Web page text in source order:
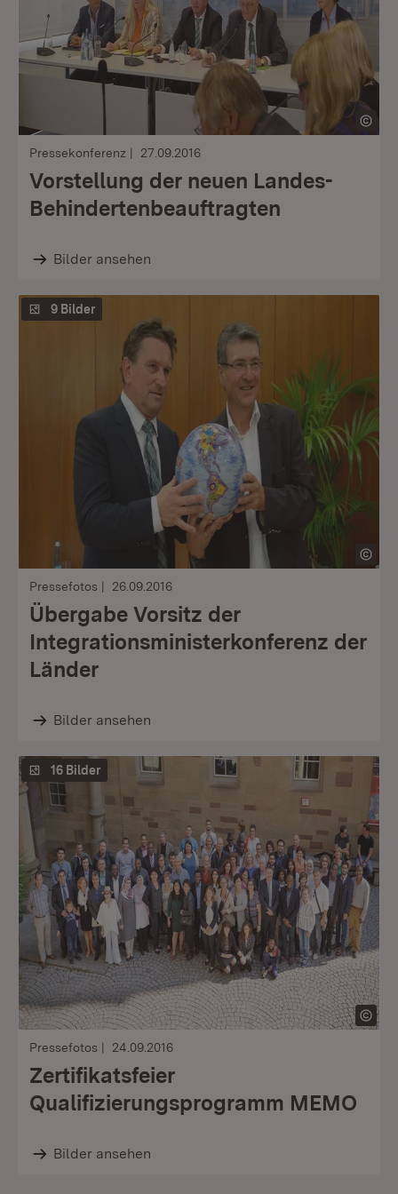
Pressekonferenz 27.09.2016
Vorstellung der neuen Landes-
Behindertenbeauftragten
Bilder ansehen
9 Bilder
Pressefotos 26.09.2016
Übergabe Vorsitz der
Integrationsministerkonferenz der
Länder
Bilder ansehen
16 Bilder
Pressefotos 24.09.2016
Zertifikatsfeier
Qualifizierungsprogramm MEMO
Bilder ansehen